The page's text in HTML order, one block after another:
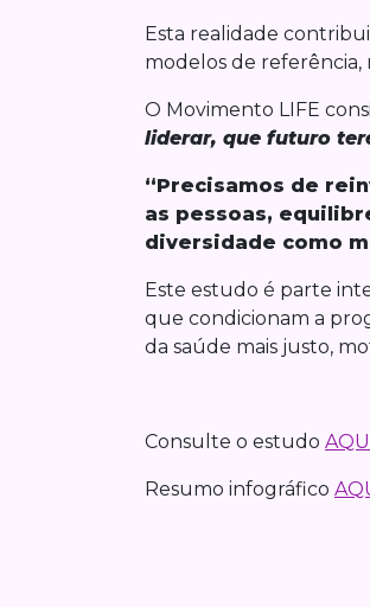
Esta realidade
modelos de referência,
O Movimento LIFE
liderar, que futuro
“Precisamos de
as pessoas,
diversidade como
Este estudo é parte
que condicionam a
da saúde mais justo,
Consulte o estudo
Resumo infográfico